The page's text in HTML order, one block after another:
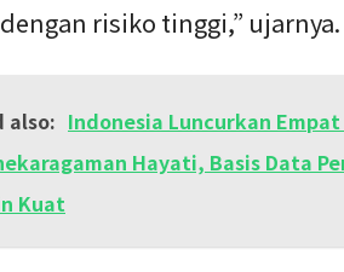
risiko tinggi,” ujarnya.
also: Indonesia Luncurkan
Hayati, Basis Data
Kuat